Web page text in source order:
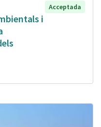
i
Acceptada